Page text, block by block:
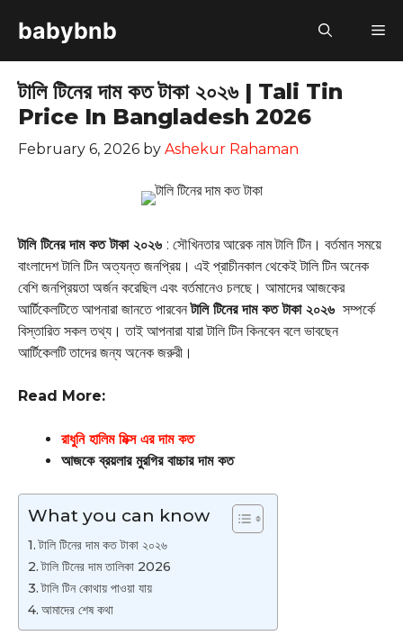
babybnb
টালি টিনের দাম কত টাকা ২০২৬ | Tali Tin
Price In Bangladesh 2026
February 6, 2026 by Ashekur Rahaman
টালি টিনের দাম কত টাকা ২০২৬ : সৌখিনতার আরেক নাম টালি টিন। বর্তমান সময়ে
বাংলাদেশ টালি টিন অত্যন্ত জনপ্রিয়। এই প্রাচীনকাল থেকেই টালি টিন অনেক
বেশি জনপ্রিয়তা অর্জন করেছিল এবং বর্তমানেও চলছে। আমাদের আজকের
আর্টিকেলটিতে আপনারা জানতে পারবেনটালি টিনের দাম কত টাকা ২০২৬ সম্পর্কে
বিস্তারিত সকল তথ্য। তাই আপনারা যারা টালি টিন কিনবেন বলে ভাবছেন
আর্টিকেলটি তাদের জন্য অনেক জরুরী।
Read More:
রাধুনি হালিম মিক্স এর দাম কত
আজকে ব্রয়লার মুরগির বাচ্চার দাম কত
What you can know
টালি টিনের দাম কত টাকা ২০২৬
টালি টিনের দাম তালিকা 2026
টালি টিন কোথায় পাওয়া যায়
আমাদের শেষ কথা